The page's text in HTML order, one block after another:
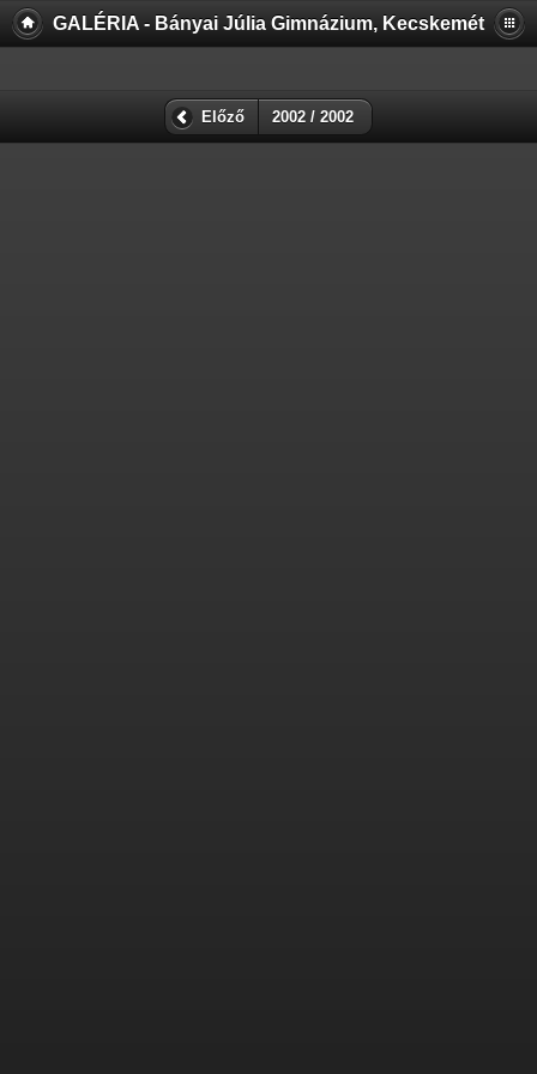
GALÉRIA - Bányai Júlia Gimnázium, Kecskemét
Előző 2002 / 2002